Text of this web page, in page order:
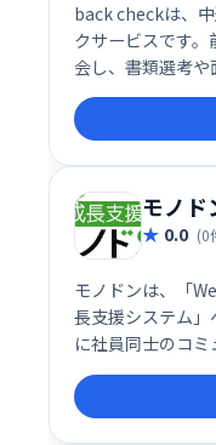
back checkは、
クサービスです
会し、書類選考
ができます。採
適な人材を採用し
モノド
0.0 (0
モノドンは、「
長支援システム
に社員同士のコ
を促します。